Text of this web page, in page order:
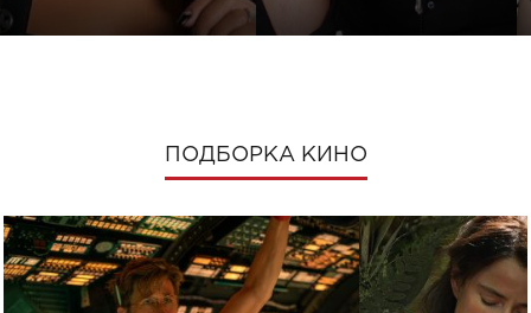
ПОДБОРКА КИНО